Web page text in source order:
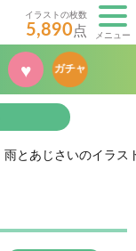
イラストの枚数
5,890点 メニュー
♥ ガチャ
雨とあじさいのイラス